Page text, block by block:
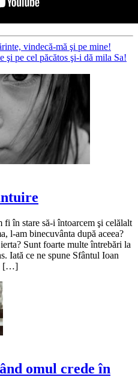
vindecă-mă şi pe mine!
şi pe cel păcătos şi-i dă mila Sa!
fi în stare să-i întoarcem şi celălalt
l-am binecu­vânta după aceea?
Sunt foarte multe între­bări la
Iată ce ne spune Sfântul Ioan
[…]
omul crede în